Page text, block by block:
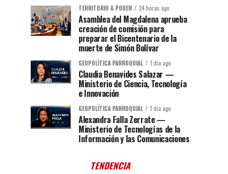
TERRITORIO & PODER 24 horas ago
Asamblea del Magdalena aprueba
creación de comisión para
preparar el Bicentenario de la
muerte de Simón Bolívar
GEOPOLÍTICA PARROQUIAL 1 día ago
Claudia Benavides Salazar —
Ministerio de Ciencia, Tecnología
e Innovación
GEOPOLÍTICA PARROQUIAL 1 día ago
Alexandra Falla Zerrate —
Ministerio de Tecnologías de la
Información y las Comunicaciones
TENDENCIA